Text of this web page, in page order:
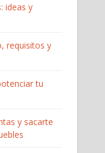
ideas y
requisitos y
tu
y sacarte